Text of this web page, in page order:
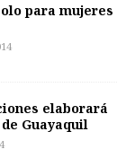
para mujeres
elaborará
Guayaquil